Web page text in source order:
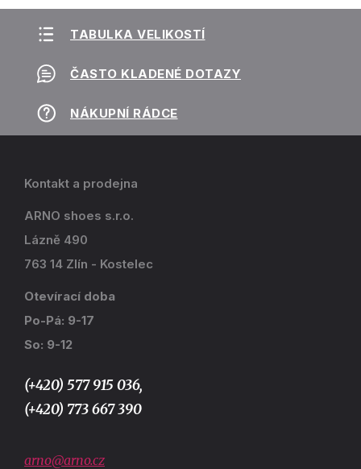
TABULKA VELIKOSTÍ
ČASTO KLADENÉ DOTAZY
NÁKUPNÍ RÁDCE
Kontakt a prodejna
ARNO shoes s.r.o.
Lázně 490
763 14 Zlín - Kostelec
Otevírací doba
Po-Pá: 9-17
So: 9-12
(+420) 577 915 036,
(+420) 773 667 390
arno@arno.cz